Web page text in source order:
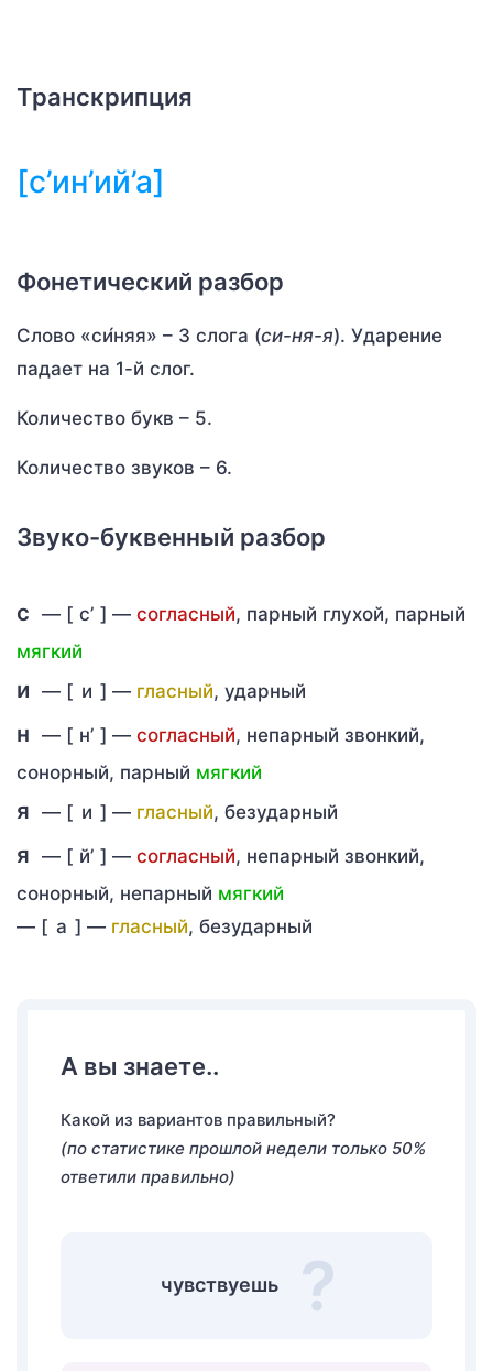
Транскрипция
[с’ин’ий’а]
Фонетический разбор
Слово «си́няя» – 3 слога (си-ня-я). Ударение
падает на 1-й слог.
Количество букв – 5.
Количество звуков – 6.
Звуко-буквенный разбор
с — [ с’ ] — согласный, парный глухой, парный
мягкий
и — [ и ] — гласный, ударный
н — [ н’ ] — согласный, непарный звонкий,
сонорный, парный мягкий
я — [ и ] — гласный, безударный
я — [ й’ ] — согласный, непарный звонкий,
сонорный, непарный мягкий
— [ а ] — гласный, безударный
А вы знаете..
Какой из вариантов правильный?
(по статистике прошлой недели только 50%
ответили правильно)
чувствуешь